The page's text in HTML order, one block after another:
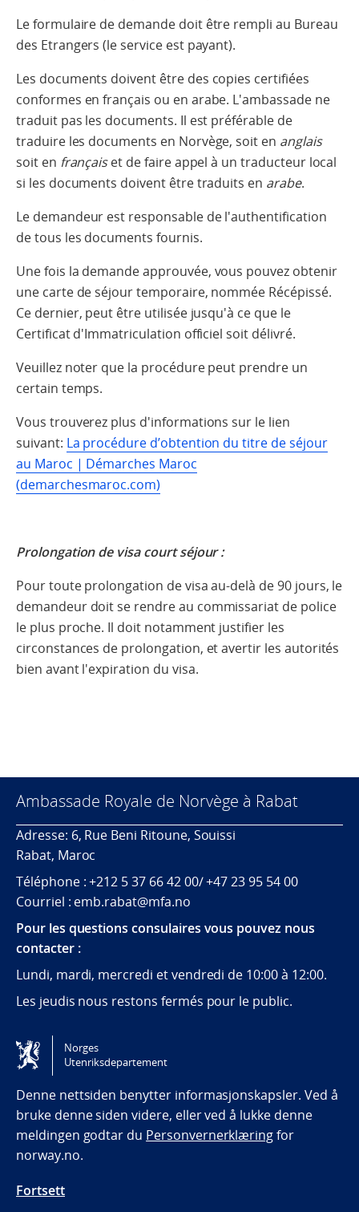
Le formulaire de demande doit être rempli au Bureau
des Etrangers (le service est payant).
Les documents doivent être des copies certifiées
conformes en français ou en arabe. L'ambassade ne
traduit pas les documents. Il est préférable de
traduire les documents en Norvège, soit en anglais
soit en françaiset de faire appel à un traducteur local
si les documents doivent être traduits en arabe.
Le demandeur est responsable de l'authentification
de tous les documents fournis.
Une fois la demande approuvée, vous pouvez obtenir
une carte de séjour temporaire, nommée Récépissé.
Ce dernier, peut être utilisée jusqu'à ce que le
Certificat d'Immatriculation officiel soit délivré.
Veuillez noter que la procédure peut prendre un
certain temps.
Vous trouverez plus d'informations sur le lien
suivant: La procédure d’obtention du titre de séjour
au Maroc | Démarches Maroc
(demarchesmaroc.com)
Prolongation de visa court séjour :
Pour toute prolongation de visa au-delà de 90 jours, le
demandeur doit se rendre au commissariat de police
le plus proche. Il doit notamment justifier les
circonstances de prolongation, et avertir les autorités
bien avant l'expiration du visa.
Ambassade Royale de Norvège à Rabat
Adresse: 6, Rue Beni Ritoune, Souissi
Rabat, Maroc
Téléphone : +212 5 37 66 42 00/ +47 23 95 54 00
Courriel : emb.rabat@mfa.no
Pour les questions consulaires vous pouvez nous
contacter :
Lundi, mardi, mercredi et vendredi de 10:00 à 12:00.
Les jeudis nous restons fermés pour le public.
Tilgjengelighetserklæring / Accessibility statement
(NO)
Norges
Utenriksdepartement
Denne nettsiden benytter informasjonskapsler. Ved å
bruke denne siden videre, eller ved å lukke denne
meldingen godtar du Personvernerklæringfor
norway.no.
Fortsett